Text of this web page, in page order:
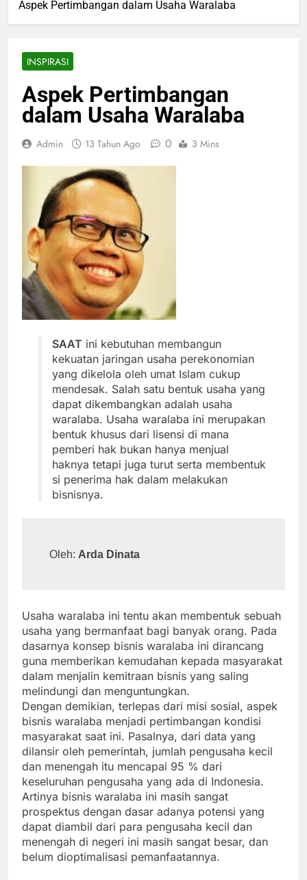
Aspek Pertimbangan dalam Usaha Waralaba
INSPIRASI
Aspek Pertimbangan
dalam Usaha Waralaba
Admin 13 Tahun Ago 0 3 Mins
SAAT ini kebutuhan membangun
kekuatan jaringan usaha perekonomian
yang dikelola oleh umat Islam cukup
mendesak. Salah satu bentuk usaha yang
dapat dikembangkan adalah usaha
waralaba. Usaha waralaba ini merupakan
bentuk khusus dari lisensi di mana
pemberi hak bukan hanya menjual
haknya tetapi juga turut serta membentuk
si penerima hak dalam melakukan
bisnisnya.
Oleh: Arda Dinata
Usaha waralaba ini tentu akan membentuk sebuah
usaha yang bermanfaat bagi banyak orang. Pada
dasarnya konsep bisnis waralaba ini dirancang
guna memberikan kemudahan kepada masyarakat
dalam menjalin kemitraan bisnis yang saling
melindungi dan menguntungkan.
Dengan demikian, terlepas dari misi sosial, aspek
bisnis waralaba menjadi pertimbangan kondisi
masyarakat saat ini. Pasalnya, dari data yang
dilansir oleh pemerintah, jumlah pengusaha kecil
dan menengah itu mencapai 95 % dari
keseluruhan pengusaha yang ada di Indonesia.
Artinya bisnis waralaba ini masih sangat
prospektus dengan dasar adanya potensi yang
dapat diambil dari para pengusaha kecil dan
menengah di negeri ini masih sangat besar, dan
belum dioptimalisasi pemanfaatannya.